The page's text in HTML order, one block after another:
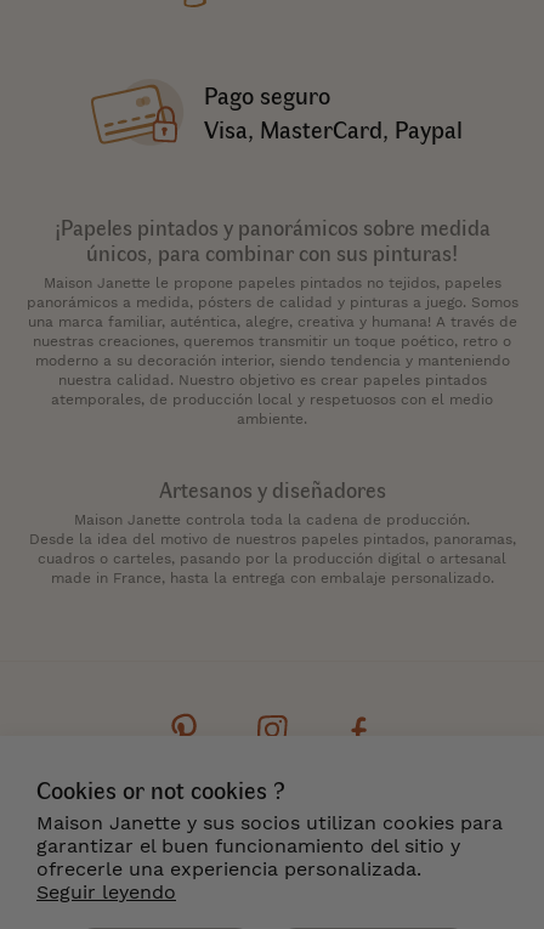
Pago seguro
Visa, MasterCard, Paypal
¡Papeles pintados y panorámicos sobre medida
únicos, para combinar con sus pinturas!
Maison Janette le propone papeles pintados no tejidos, papeles
panorámicos a medida, pósters de calidad y pinturas a juego. Somos
una marca familiar, auténtica, alegre, creativa y humana! A través de
nuestras creaciones, queremos transmitir un toque poético, retro o
moderno a su decoración interior, siendo tendencia y manteniendo
nuestra calidad. Nuestro objetivo es crear papeles pintados
atemporales, de producción local y respetuosos con el medio
ambiente.
Artesanos y diseñadores
Maison Janette controla toda la cadena de producción.
Desde la idea del motivo de nuestros papeles pintados, panoramas,
cuadros o carteles, pasando por la producción digital o artesanal
made in France, hasta la entrega con embalaje personalizado.
Contacto Boletín de noticias
Menciones legales
Condiciones generales
Entrega y Devoluciones
¿Dónde encontrarnos?
Cookies or not cookies ?
Maison Janette y sus socios utilizan cookies para
garantizar el buen funcionamiento del sitio y
ofrecerle una experiencia personalizada.
Seguir leyendo